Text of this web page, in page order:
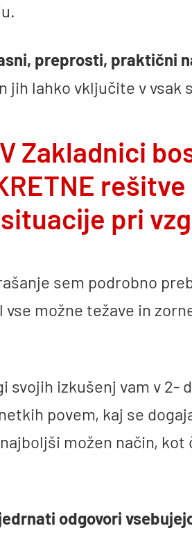
preprosti, praktični
jih lahko vključite v vsak
V Zakladnici
situacije pri
sem podrobno
vse možne težave in
svojih izkušenj vam v 2-
povem, kaj se
možen način, kot
odgovori